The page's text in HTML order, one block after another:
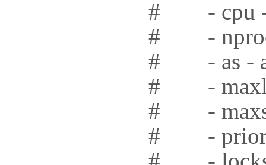
# - cpu -
# - nproc -
# - as -
# -
# -
# - priority